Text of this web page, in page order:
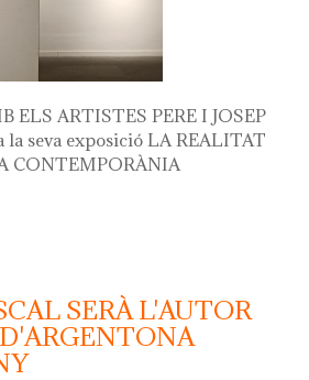
ELS ARTISTES PERE I JOSEP
seva exposició LA REALITAT
CONTEMPORÀNIA
diàleg obert amb els artistes
josep santilari entorn a la seva
SERÀ L'AUTOR